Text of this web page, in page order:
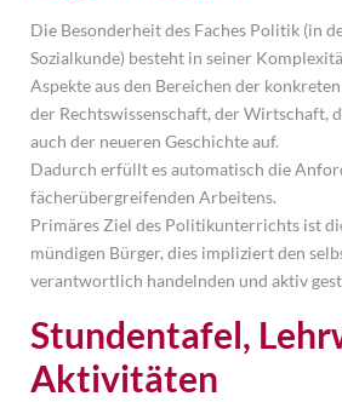
Die Besonderheit des Faches Politik (in
Sozialkunde) besteht in seiner
Aspekte aus den Bereichen der
der Rechtswissenschaft, der Wirtschaft,
auch der neueren Geschichte auf.
Dadurch erfüllt es automatisch die
fächerübergreifenden Arbeitens.
Primäres Ziel des Politikunterrichts ist
mündigen Bürger, dies impliziert den
verantwortlich handelnden und aktiv
Stundentafel,
Aktivitäten